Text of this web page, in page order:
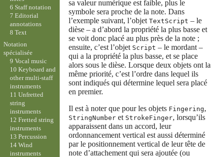
sa valeur numérique est faible, plus le
symbole sera proche de la note. Dans
l’exemple suivant, l’objet TextScript – le
dièse – a d’abord la propriété la plus basse et
se voit donc placé au plus près de la note ;
ensuite, c’est l’objet Script – le mordant –
qui a la propriété la plus basse, et se place
alors sous le dièse. Lorsque deux objets ont la
même priorité, c’est l’ordre dans lequel ils
sont indiqués qui détermine lequel sera placé
en premier.
Il est à noter que pour les objets Fingering,
StringNumberet StrokeFinger, lorsqu’ils
apparaissent dans un accord, leur
ordonnancement vertical est aussi déterminé
par le positionnement vertical de leur tête de
note d’attachement qui sera ajoutée (ou
6 Staff notation
7 Editorial
annotations
8 Text
Notation
spécialisée
9 Vocal music
10 Keyboard and
other multi-staff
instruments
11 Unfretted
string
instruments
12 Fretted string
instruments
13 Percussion
14 Wind
instruments